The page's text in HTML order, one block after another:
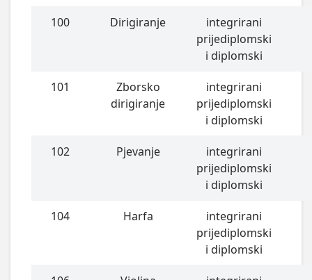
100 Dirigiranje
integrirani
prijediplomski
i diplomski
101
Zborsko
dirigiranje
integrirani
prijediplomski
i diplomski
102 Pjevanje
integrirani
prijediplomski
i diplomski
104 Harfa
integrirani
prijediplomski
i diplomski